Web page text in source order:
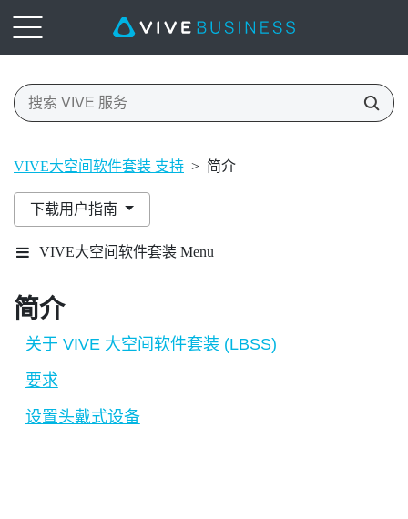
VIVE大空间软件套装 支持 > 简介
下载用户指南
VIVE大空间软件套装 Menu
简介
关于 VIVE 大空间软件套装 (LBSS)
要求
设置头戴式设备